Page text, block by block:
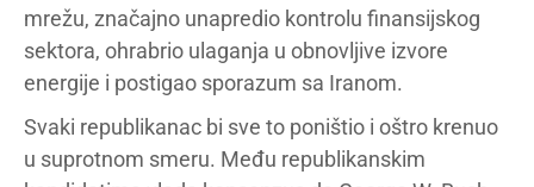
mrežu, značajno unapredio kontrolu finansijskog
sektora, ohrabrio ulaganja u obnovljive izvore
energije i postigao sporazum sa Iranom.
Svaki republikanac bi sve to poništio i oštro krenuo
u suprotnom smeru. Među republikanskim